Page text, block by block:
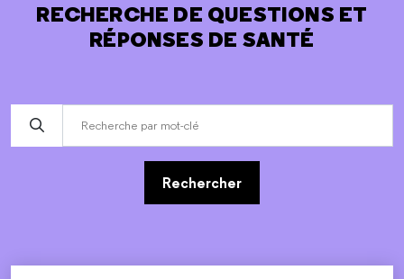
RECHERCHE DE QUESTIONS ET
RÉPONSES DE SANTÉ
Rechercher